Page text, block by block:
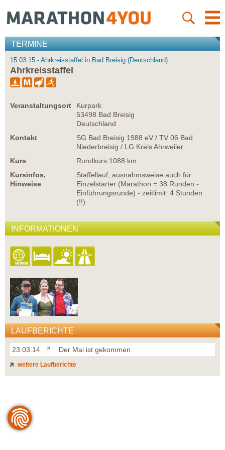
TERMINE
15.03.15 - Ahrkreisstaffel in Bad Breisig (Deutschland)
Ahrkreisstaffel
Veranstaltungsort
Kurpark
53498 Bad Breisig
Deutschland
Kontakt
SG Bad Breisig 1988 eV / TV 06 Bad
Niederbreisig / LG Kreis Ahrweiler
Kurs
Rundkurs 1088 km
Kursinfos,
Hinweise
Staffellauf, ausnahmsweise auch für
Einzelstarter (Marathon = 38 Runden -
Einführungsrunde) - zeitlimit: 4 Stunden
(!!)
INFORMATIONEN
LAUFBERICHTE
23.03.14 Der Mai ist gekommen
weitere Laufberichte